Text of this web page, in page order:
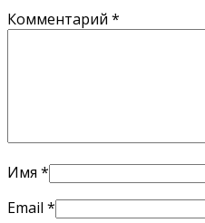
Комментарий *
Имя *
Email *